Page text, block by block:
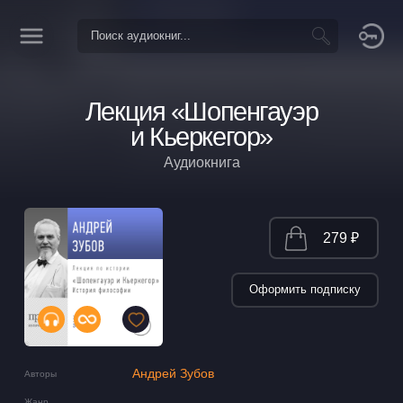
Лекция «Шопенгауэр
и Кьеркегор»
Аудиокнига
Авторы Андрей Зубов
279 ₽
Оформить подписку